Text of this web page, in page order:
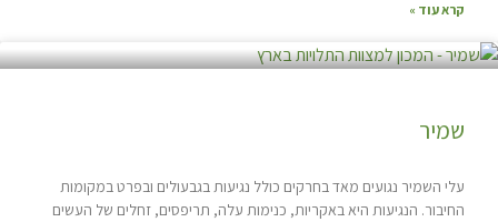
קרא עוד »
שמיר
עלי השמיר נגועים מאד בחרקים כולל נגיעות בגבעולים ובפרט במקומות
החיבור. הנגיעות היא באקריות, כנימות עלה, תריפסים, זחלים של העשים